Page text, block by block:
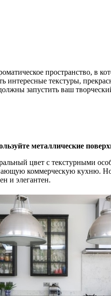
пространство, в
интересные текстуры,
запустить ваш
металлические
цвет с текстурными
коммерческую кухню.
и элегантен.